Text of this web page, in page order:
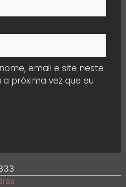
email e site neste
próxima vez que eu